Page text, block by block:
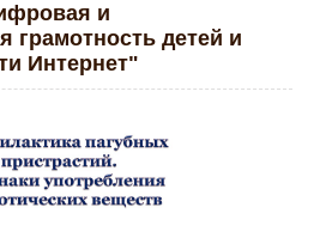
и
грамотность детей и
Интернет"